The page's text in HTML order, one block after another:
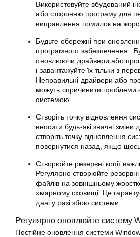
Використовуйте вбудований
або сторонню програму для
виправлення помилок на
Будьте обережні при
програмного забезпечення :
оновлюючи драйвери або
і завантажуйте їх тільки з
Неправильні драйвери або
можуть спричинити проблеми
системою.
Створіть точку відновлення
вносити будь-які значні зміни
створіть точку відновлення
повернутися назад, якщо щось
Створюйте резервні копії
Регулярно створюйте резервні
файлів на зовнішньому
хмарному сховищі. Це
дані у разі збою системи.
Регулярно оновлюйте систему
Постійне оновлення системи